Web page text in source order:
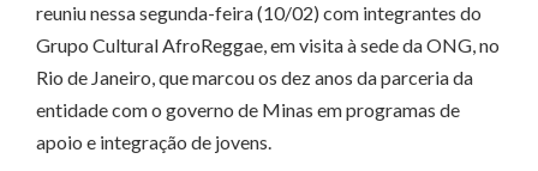
reuniu nessa segunda-feira (10/02) com integrantes do
Grupo Cultural AfroReggae, em visita à sede da ONG, no
Rio de Janeiro, que marcou os dez anos da parceria da
entidade com o governo de Minas em programas de
apoio e integração de jovens.